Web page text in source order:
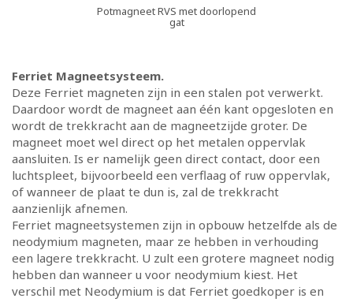
Potmagneet RVS met doorlopend
gat
Ferriet Magneetsysteem.
Deze Ferriet magneten zijn in een stalen pot verwerkt.
Daardoor wordt de magneet aan één kant opgesloten en
wordt de trekkracht aan de magneetzijde groter. De
magneet moet wel direct op het metalen oppervlak
aansluiten. Is er namelijk geen direct contact, door een
luchtspleet, bijvoorbeeld een verflaag of ruw oppervlak,
of wanneer de plaat te dun is, zal de trekkracht
aanzienlijk afnemen.
Ferriet magneetsystemen zijn in opbouw hetzelfde als de
neodymium magneten, maar ze hebben in verhouding
een lagere trekkracht. U zult een grotere magneet nodig
hebben dan wanneer u voor neodymium kiest. Het
verschil met Neodymium is dat Ferriet goedkoper is en